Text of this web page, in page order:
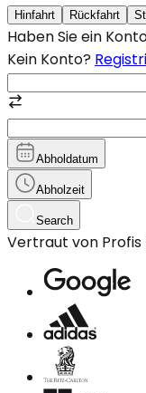
Hinfahrt Rückfahrt
Haben Sie ein
Kein Konto?
Abholdatum
Abholzeit
Search
Vertraut von Profis